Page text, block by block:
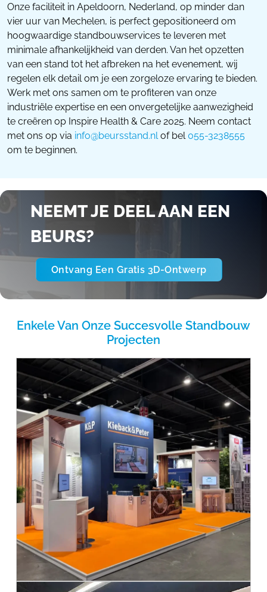
Onze faciliteit in Apeldoorn, Nederland, op minder dan
vier uur van Mechelen, is perfect gepositioneerd om
hoogwaardige standbouwservices te leveren met
minimale afhankelijkheid van derden. Van het opzetten
van een stand tot het afbreken na het evenement, wij
regelen elk detail om je een zorgeloze ervaring te bieden.
Werk met ons samen om te profiteren van onze
industriële expertise en een onvergetelijke aanwezigheid
te creëren op Inspire Health & Care 2025. Neem contact
met ons op via info@beursstand.nl of bel 055-3238555
om te beginnen.
NEEMT JE DEEL AAN EEN
BEURS?
Ontvang Een Gratis 3D-Ontwerp
Enkele Van Onze Succesvolle Standbouw
Projecten